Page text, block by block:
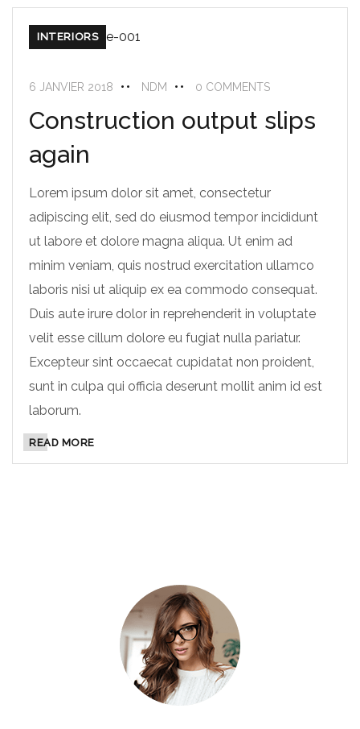
INTERIORS
6 JANVIER 2018 NDM 0 COMMENTS
Construction output slips
again
Lorem ipsum dolor sit amet, consectetur
adipiscing elit, sed do eiusmod tempor incididunt
ut labore et dolore magna aliqua. Ut enim ad
minim veniam, quis nostrud exercitation ullamco
laboris nisi ut aliquip ex ea commodo consequat.
Duis aute irure dolor in reprehenderit in voluptate
velit esse cillum dolore eu fugiat nulla pariatur.
Excepteur sint occaecat cupidatat non proident,
sunt in culpa qui officia deserunt mollit anim id est
laborum.
READ MORE